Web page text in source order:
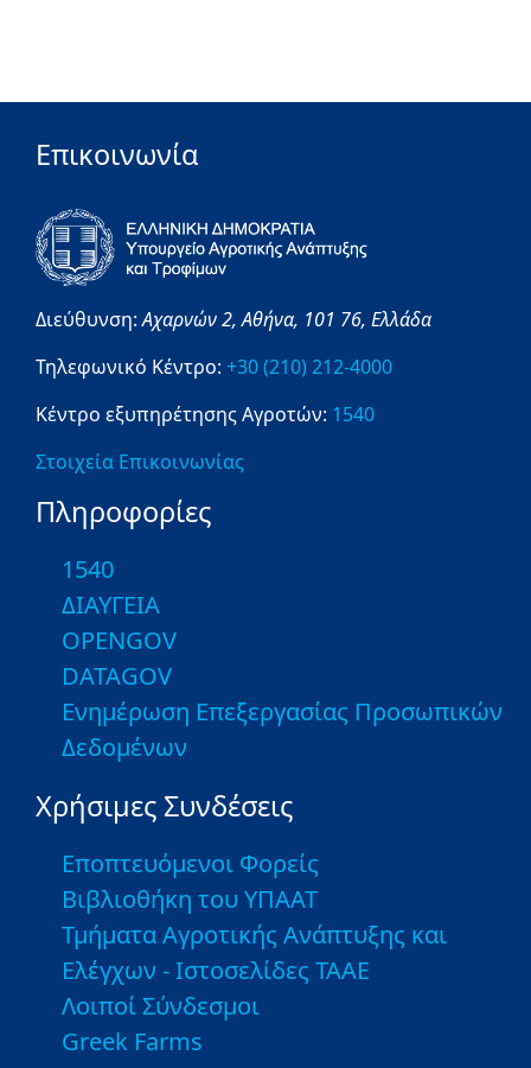
Επικοινωνία
Διεύθυνση:Αχαρνών 2,Αθήνα, 101 76, Ελλάδα
Τηλεφωνικό Κέντρο: +30 (210) 212-4000
Κέντρο εξυπηρέτησης Αγροτών: 1540
Στοιχεία Επικοινωνίας
Πληροφορίες
1540
ΔΙΑΥΓΕΙΑ
OPENGOV
DATAGOV
Ενημέρωση Επεξεργασίας Προσωπικών
Δεδομένων
Χρήσιμες Συνδέσεις
Εποπτευόμενοι Φορείς
Βιβλιοθήκη του ΥΠΑΑΤ
Τμήματα Αγροτικής Ανάπτυξης και
Ελέγχων - Ιστοσελίδες ΤΑΑΕ
Λοιποί Σύνδεσμοι
Greek Farms